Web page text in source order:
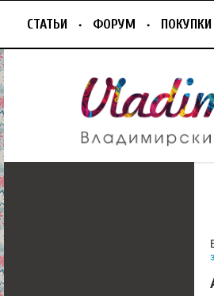
СТАТЬИ ФОРУМ ПОКУПКИ